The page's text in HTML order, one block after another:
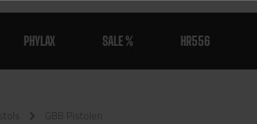
PHYLAX SALE % HR556
GBB Pistolen